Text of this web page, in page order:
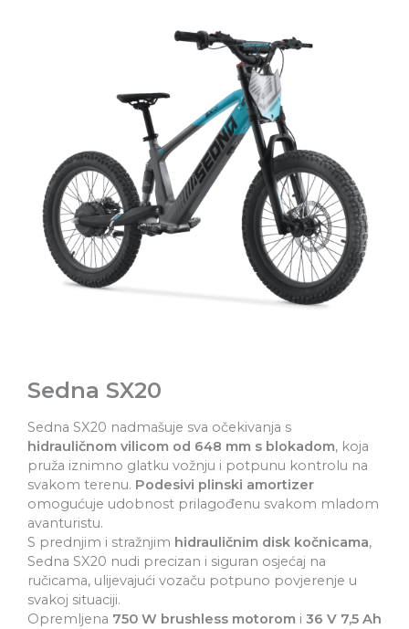
Sedna SX20
Sedna SX20 nadmašuje sva očekivanja s
hidrauličnom vilicom od 648 mm s blokadom, koja
pruža iznimno glatku vožnju i potpunu kontrolu na
svakom terenu. Podesivi plinski amortizer
omogućuje udobnost prilagođenu svakom mladom
avanturistu.
S prednjim i stražnjim hidrauličnim disk kočnicama,
Sedna SX20 nudi precizan i siguran osjećaj na
ručicama, ulijevajući vozaču potpuno povjerenje u
svakoj situaciji.
Opremljena 750 W brushless motorom i 36 V 7,5 Ah